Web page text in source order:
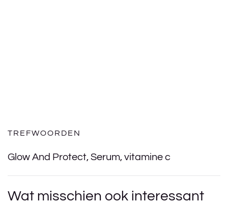
TREFWOORDEN
Glow And Protect, Serum, vitamine c
Wat misschien ook interessant